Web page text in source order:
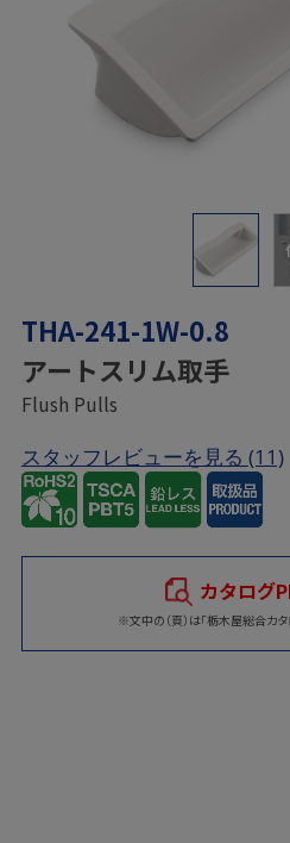
THA-241-1W-0.8
アートスリム取手
Flush Pulls
スタッフレビューを見る (11)
カタログ
※文中の（頁）は「栃木屋総合カタ